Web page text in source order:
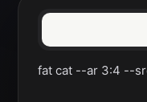
fat cat --ar 3:4 --